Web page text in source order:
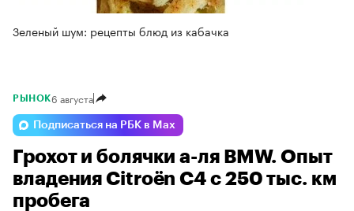
Зеленый шум: рецепты блюд из кабачка
РЫНОК6 августа
Подписаться на РБК в Max
Грохот и болячки а-ля BMW. Опыт
владения Citroёn C4 с 250 тыс. км
пробега